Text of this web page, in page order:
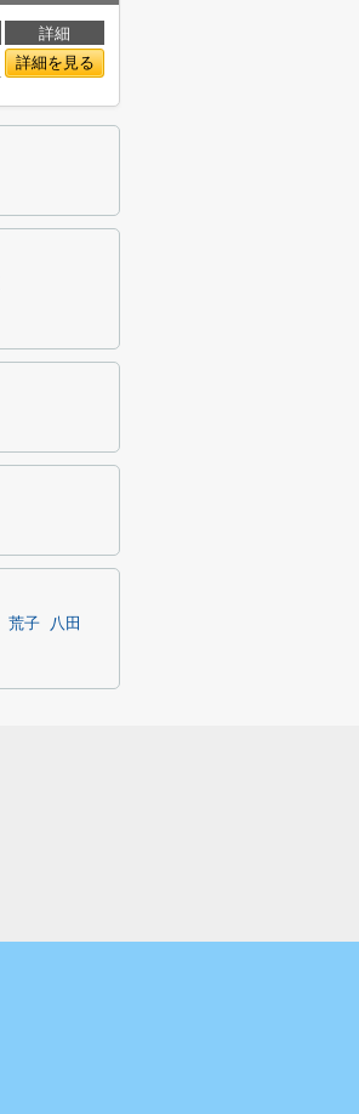
詳細
詳細を見る
荒子
八田